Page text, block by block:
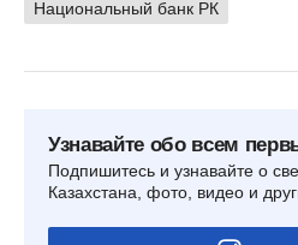
Национальный банк РК
Узнавайте обо всем
Подпишитесь и узнавайте о
Казахстана, фото, видео и